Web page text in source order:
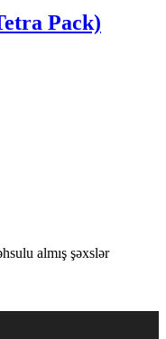
Pack)
almış şəxslər